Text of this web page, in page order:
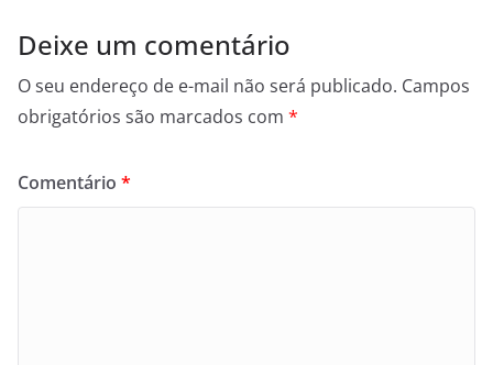
Deixe um comentário
O seu endereço de e-mail não será publicado. Campos
obrigatórios são marcados com *
Comentário *